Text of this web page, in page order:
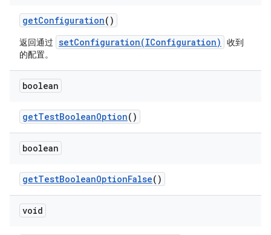
getConfiguration()
返回通过 setConfiguration(IConfiguration)
收到
的配置。
boolean
getTestBooleanOption()
boolean
getTestBooleanOptionFalse()
void